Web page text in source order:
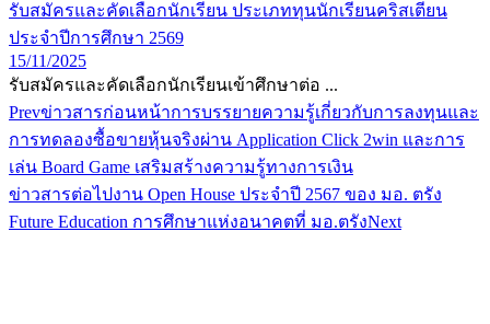
รับสมัครและคัดเลือกนักเรียน ประเภททุนนักเรียนคริสเตียน
ประจำปีการศึกษา 2569
15/11/2025
รับสมัครและคัดเลือกนักเรียนเข้าศึกษาต่อ ...
Prevข่าวสารก่อนหน้าการบรรยายความรู้เกี่ยวกับการลงทุนและ
การทดลองซื้อขายหุ้นจริงผ่าน Application Click 2win และการ
เล่น Board Game เสริมสร้างความรู้ทางการเงิน
ข่าวสารต่อไปงาน Open House ประจำปี 2567 ของ มอ. ตรัง
Future Education การศึกษาแห่งอนาคตที่ มอ.ตรังNext